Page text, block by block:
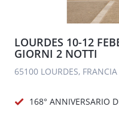
LOURDES 10-12
GIORNI 2 NOTTI
65100 LOURDES, FRANCIA
168° ANNIVERSARIO